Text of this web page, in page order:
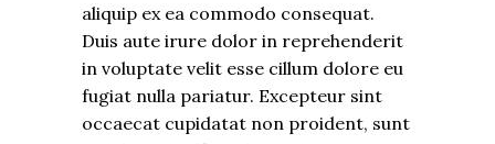
aliquip ex ea commodo consequat.
Duis aute irure dolor in reprehenderit
in voluptate velit esse cillum dolore eu
fugiat nulla pariatur. Excepteur sint
occaecat cupidatat non proident, sunt